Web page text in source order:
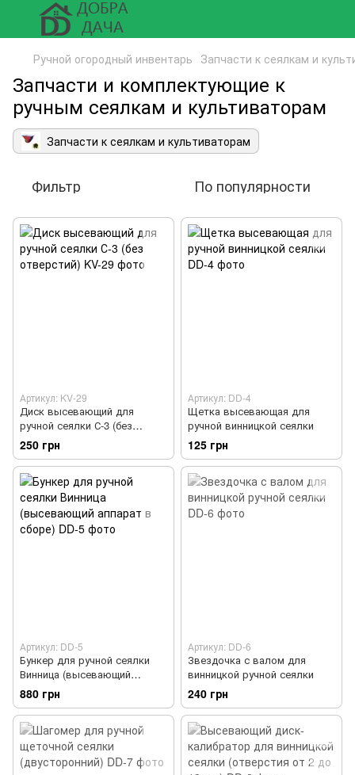
Ручной огородный инвентарь Запчасти к сеялкам и
Запчасти и комплектующие к
ручным сеялкам и культиваторам
Запчасти к сеялкам и культиваторам
Фильтр По популярности
Артикул: KV-29
Диск высевающий для
ручной сеялки С-3 (без
отверстий)
250 грн
Артикул: DD-4
Щетка высевающая для
ручной винницкой сеялки
125 грн
Артикул: DD-5
Бункер для ручной сеялки
Винница (высевающий
аппарат в сборе)
880 грн
Артикул: DD-6
Звездочка с валом для
винницкой ручной сеялки
240 грн